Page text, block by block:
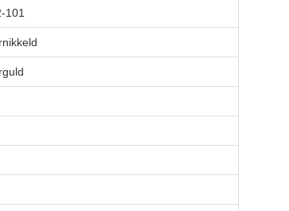
101